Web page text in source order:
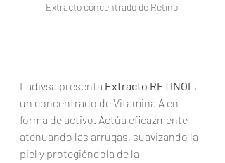
Extracto concentrado de Retinol
Ladivsa presenta Extracto RETINOL ,
un concentrado de Vitamina A en
forma de activo. Actúa eficazmente
atenuando las arrugas, suavizando la
piel y protegiéndola de la